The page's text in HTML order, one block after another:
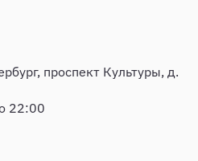
проспект Культуры, д.
22:00